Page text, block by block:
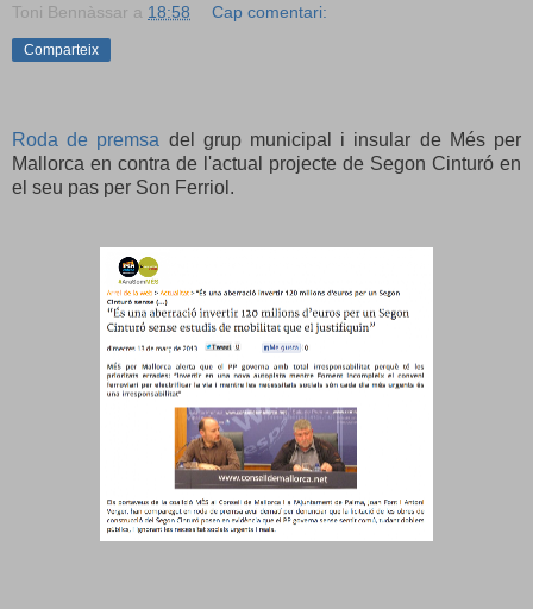
Toni Bennàssar a 18:58 Cap comentari:
Comparteix
Roda de premsa del grup municipal i insular de Més per
Mallorca en contra de l'actual projecte de Segon Cinturó en
el seu pas per Son Ferriol.